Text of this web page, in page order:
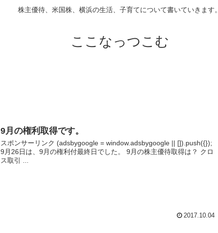
株主優待、米国株、横浜の生活、子育てについて書いていきます。
ここなっつこむ
9月の権利取得です。
スポンサーリンク (adsbygoogle = window.adsbygoogle || []).push({});
9月26日は、9月の権利付最終日でした。 9月の株主優待取得は？ クロ
ス取引 ...
2017.10.04